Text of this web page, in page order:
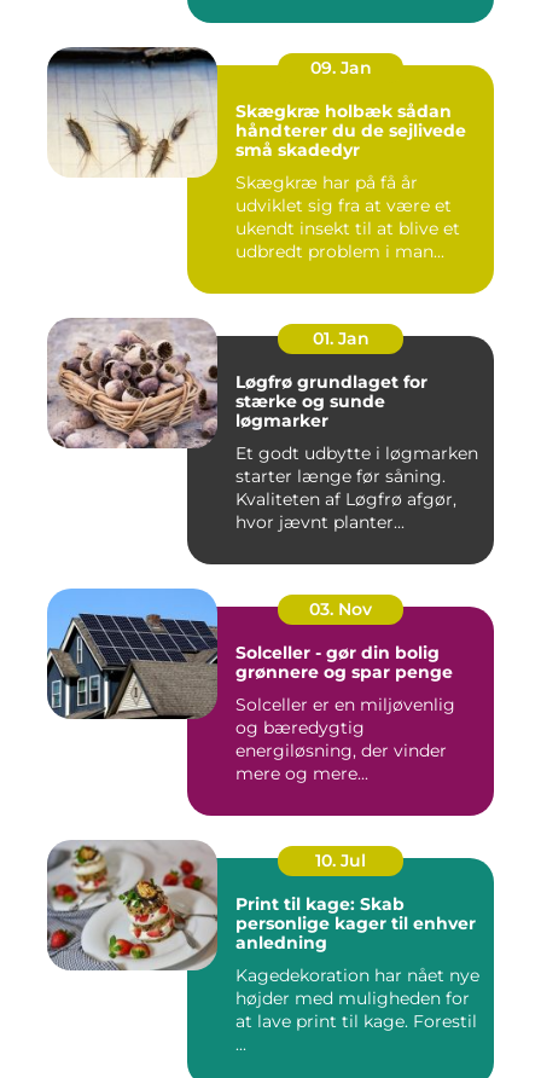
09. Jan
Skægkræ holbæk sådan
håndterer du de sejlivede
små skadedyr
Skægkræ har på få år
udviklet sig fra at være et
ukendt insekt til at blive et
udbredt problem i man...
01. Jan
Løgfrø grundlaget for
stærke og sunde
løgmarker
Et godt udbytte i løgmarken
starter længe før såning.
Kvaliteten af Løgfrø afgør,
hvor jævnt planter...
03. Nov
Solceller - gør din bolig
grønnere og spar penge
Solceller er en miljøvenlig
og bæredygtig
energiløsning, der vinder
mere og mere...
10. Jul
Print til kage: Skab
personlige kager til enhver
anledning
Kagedekoration har nået nye
højder med muligheden for
at lave print til kage. Forestil
...